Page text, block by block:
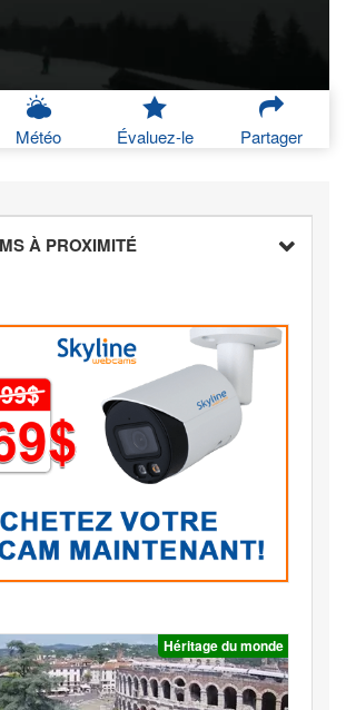
Météo Évaluez-le Partager
À PROXIMITÉ
Héritage du monde